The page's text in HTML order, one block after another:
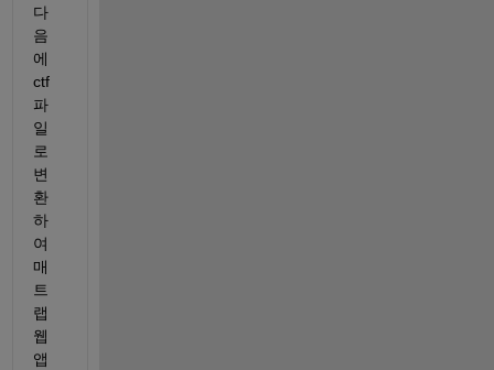
다
음
에
ctf
파
일
로
변
환
하
여
매
트
랩
웹
앱